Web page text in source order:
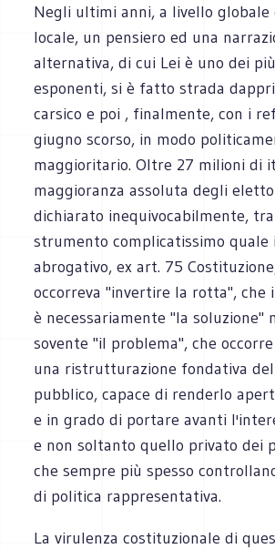
Negli ultimi anni, a livello globale
locale, un pensiero ed una
alternativa, di cui Lei è uno dei
esponenti, si è fatto strada
carsico e poi , finalmente, con i
giugno scorso, in modo
maggioritario. Oltre 27 milioni di
maggioranza assoluta degli
dichiarato inequivocabilmente,
strumento complicatissimo
abrogativo, ex art. 75
occorreva "invertire la rotta", che
è necessariamente "la soluzione"
sovente "il problema", che
una ristrutturazione fondativa
pubblico, capace di renderlo
e in grado di portare avanti
e non soltanto quello privato dei
che sempre più spesso
di politica rappresentativa.
La virulenza costituzionale di